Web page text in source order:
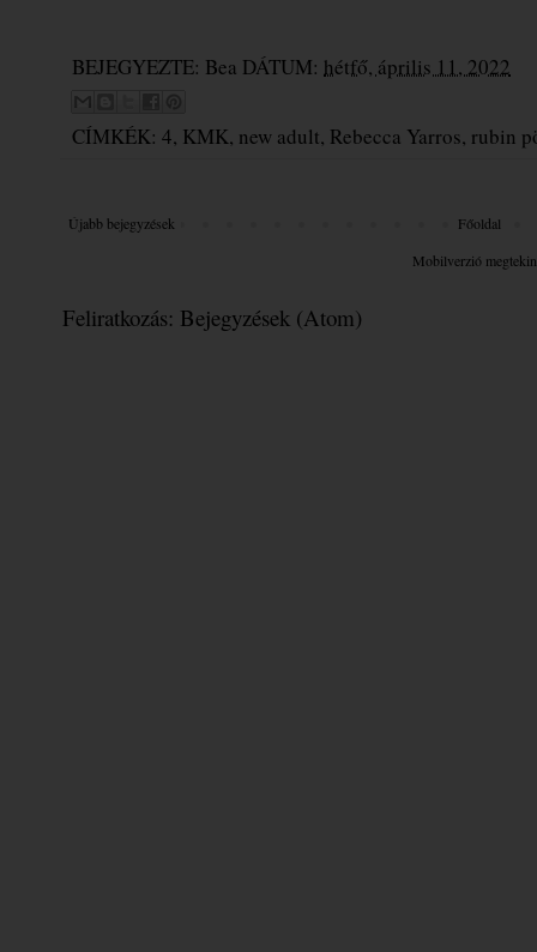
BEJEGYEZTE: Bea DÁTUM: hétfő, április 11, 2022
CÍMKÉK: 4, KMK, new adult, Rebecca Yarros, rubin
Újabb bejegyzések
Főoldal
Mobilverzió
Feliratkozás: Bejegyzések (Atom)